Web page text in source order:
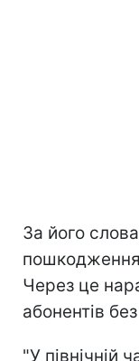
За його
пошкодження
Через це
абонентів
"У північній